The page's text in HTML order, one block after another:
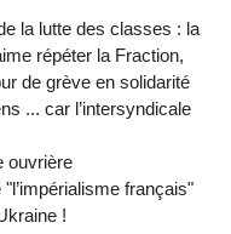
la lutte des classes : la
répéter la Fraction,
de grève en solidarité
... car l’intersyndicale
ouvrière
français"
!